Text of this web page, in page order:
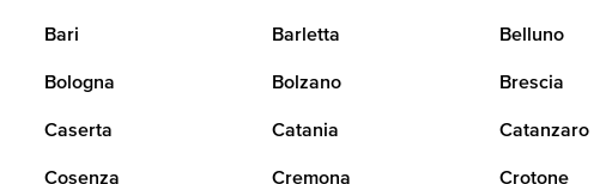
Bari Barletta Belluno
Bologna Bolzano Brescia
Caserta Catania Catanzaro
Cosenza Cremona Crotone